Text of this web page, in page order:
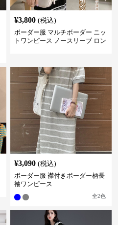
¥3,800 (税込)
ボーダー服 マルチボーダー ニッ
トワンピース ノースリーブ ロン
¥3,090 (税込)
ボーダー服 襟付きボーダー柄長
袖ワンピース
全2色